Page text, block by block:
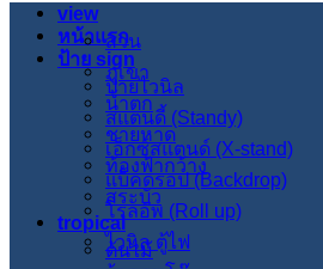
หน้าแรก
ป้าย sign
ป้ายไวนิล
สแตนดี้ (Standy)
เอ็กซ์สแตนด์ (X-stand)
แบ็คดรอป (Backdrop)
โรลอัพ (Roll up)
ไวนิล ตู้ไฟ
view
สวน
ภูเขา
น้ำตก
ชายหาด
ท้องฟ้ากว้าง
สระบัว
tropical
ต้นไม้